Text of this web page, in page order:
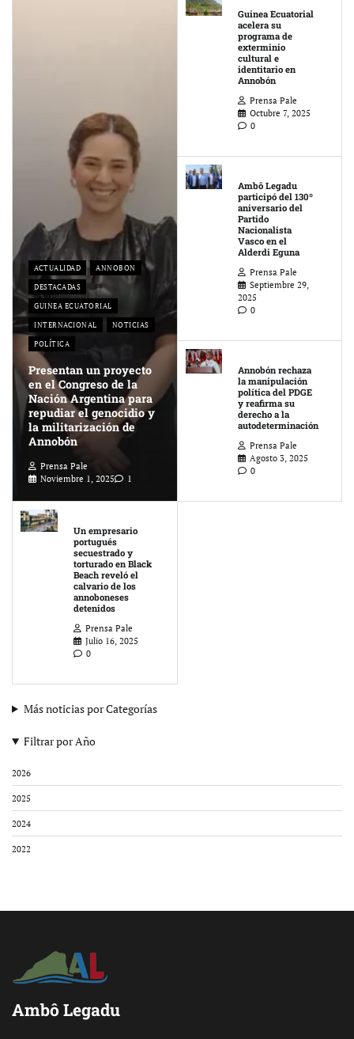
ACTUALIDAD
ANNOBON
DESTACADAS
GUINEA ECUATORIAL
INTERNACIONAL
NOTICIAS
POLÍTICA
Presentan un proyecto
en el Congreso de la
Nación Argentina para
repudiar el genocidio y
la militarización de
Annobón
Prensa Pale
Noviembre 1, 2025
1
Guinea Ecuatorial
acelera su
programa de
exterminio
cultural e
identitario en
Annobón
Prensa Pale
Octubre 7, 2025
0
Ambô Legadu
participó del 130º
aniversario del
Partido
Nacionalista
Vasco en el
Alderdi Eguna
Prensa Pale
Septiembre 29,
2025
0
Annobón rechaza
la manipulación
política del PDGE
y reafirma su
derecho a la
autodeterminación
Prensa Pale
Agosto 3, 2025
0
Un empresario
portugués
secuestrado y
torturado en Black
Beach reveló el
calvario de los
annoboneses
detenidos
Prensa Pale
Julio 16, 2025
0
Más noticias por Categorías
Filtrar por Año
2026
2025
2024
2022
Ambô Legadu